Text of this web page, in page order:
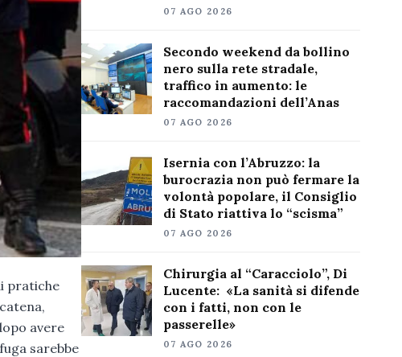
pratiche
avere
sarebbe
07 AGO 2026
Secondo weekend da bollino
nero sulla rete stradale,
traffico in aumento: le
raccomandazioni dell’Anas
07 AGO 2026
Isernia con l’Abruzzo: la
burocrazia non può fermare la
volontà popolare, il Consiglio
di Stato riattiva lo “scisma”
07 AGO 2026
Chirurgia al “Caracciolo”, Di
Lucente: «La sanità si difende
con i fatti, non con le
passerelle»
07 AGO 2026